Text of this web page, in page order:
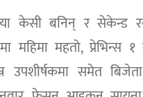
केसी बनिन् र सेकेन्ड
मा महिमा महतो,
उपशीर्षकमा समेत